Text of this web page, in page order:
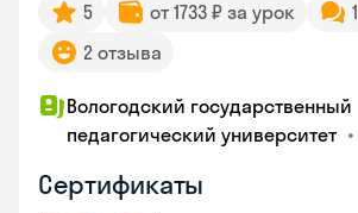
5 от 1733 ₽ за урок
2 отзыва
Вологодский государственный
педагогический университет •
Сертификаты